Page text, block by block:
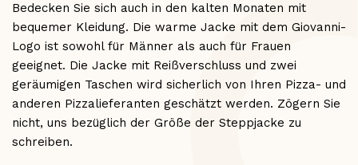
Bedecken Sie sich auch in den kalten Monaten mit
bequemer Kleidung. Die warme Jacke mit dem Giovanni-
Logo ist sowohl für Männer als auch für Frauen
geeignet. Die Jacke mit Reißverschluss und zwei
geräumigen Taschen wird sicherlich von Ihren Pizza- und
anderen Pizzalieferanten geschätzt werden. Zögern Sie
nicht, uns bezüglich der Größe der Steppjacke zu
schreiben.